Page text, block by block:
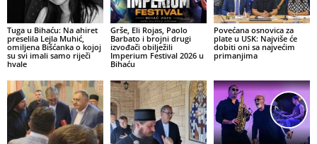
Tuga u Bihaću: Na ahiret
preselila Lejla Muhić,
omiljena Bišćanka o kojoj
su svi imali samo riječi
hvale
Grše, Eli Rojas, Paolo
Barbato i brojni drugi
izvođači obilježili
Imperium Festival 2026 u
Bihaću
Povećana osnovica za
plate u USK: Najviše će
dobiti oni sa najvećim
primanjima